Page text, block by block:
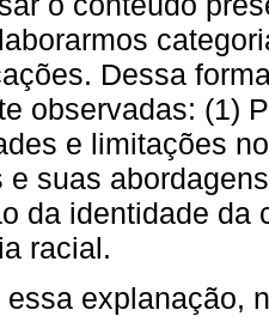
Dessa
observadas: (1)
e limitações
e suas
da identidade da
racial.
essa explanação,